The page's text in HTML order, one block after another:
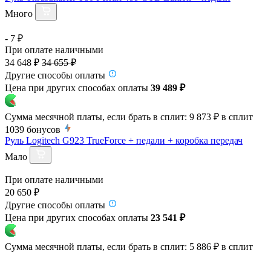
Много
- 7 ₽
При оплате наличными
34 648 ₽ 34 655 ₽
Другие способы оплаты
Цена при других способах оплаты 39 489 ₽
Сумма месячной платы, если брать в сплит: 9 873 ₽ в сплит
1039 бонусов
Руль Logitech G923 TrueForce + педали + коробка передач
Мало
При оплате наличными
20 650 ₽
Другие способы оплаты
Цена при других способах оплаты 23 541 ₽
Сумма месячной платы, если брать в сплит: 5 886 ₽ в сплит